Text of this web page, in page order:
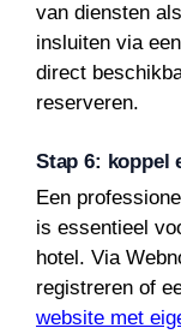
van diensten
insluiten via
direct
reserveren.
Stap 6: koppel
Een
is essentieel
hotel. Via
registreren of
website met